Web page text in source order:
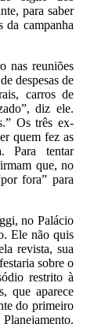
para saber
da campanha
nas reuniões
despesas de
carros de
diz ele.
Os três ex-
quem fez as
Para tentar
que, no
fora” para
no Palácio
Ele não quis
revista, sua
sobre o
restrito à
que aparece
do primeiro